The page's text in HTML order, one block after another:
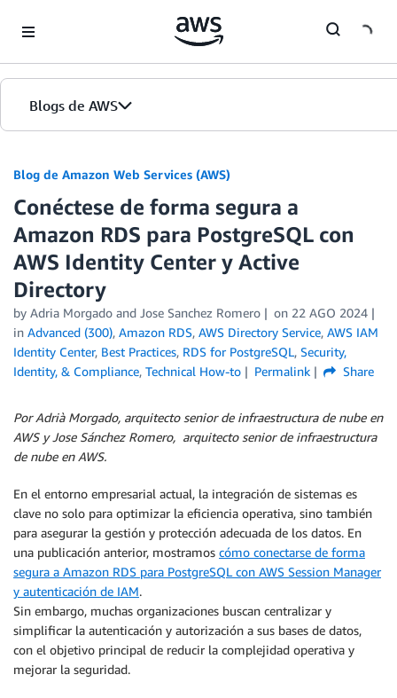
Blogs de AWS
Inicio
Ediciones
Blog de Amazon Web Services (AWS)
Conéctese de forma segura a
Amazon RDS para PostgreSQL con
AWS Identity Center y Active
Directory
by Adria Morgado and Jose Sanchez Romero on 22 AGO 2024
in Advanced (300), Amazon RDS, AWS Directory Service, AWS IAM
Identity Center, Best Practices, RDS for PostgreSQL, Security,
Identity, & Compliance, Technical How-to Permalink Share
Por Adrià Morgado, arquitecto senior de infraestructura de nube en
AWS y Jose Sánchez Romero, arquitecto senior de infraestructura
de nube en AWS.
En el entorno empresarial actual, la integración de sistemas es
clave no solo para optimizar la eficiencia operativa, sino también
para asegurar la gestión y protección adecuada de los datos. En
una publicación anterior, mostramos cómo conectarse de forma
segura a Amazon RDS para PostgreSQL con AWS Session Manager
y autenticación de IAM.
Sin embargo, muchas organizaciones buscan centralizar y
simplificar la autenticación y autorización a sus bases de datos,
con el objetivo principal de reducir la complejidad operativa y
mejorar la seguridad.